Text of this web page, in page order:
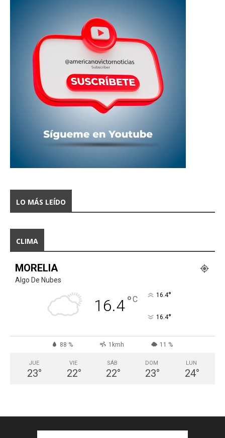
LO MÁS LEÍDO
CLIMA
MORELIA
Algo De Nubes
16.4°C 16.4°
16.4°
88 % 1kmh 11 %
JUE
23°
VIE
22°
SÁB
22°
DOM
23°
LUN
24°